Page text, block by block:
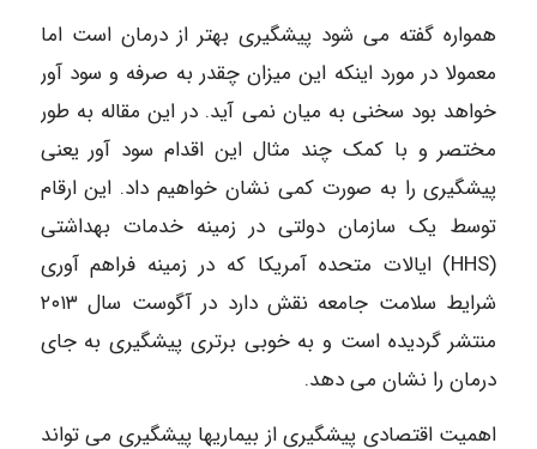
همواره گفته می شود پیشگیری بهتر از درمان است اما
معمولا در مورد اینکه این میزان چقدر به صرفه و سود آور
خواهد بود سخنی به میان نمی آید. در این مقاله به طور
مختصر و با کمک چند مثال این اقدام سود آور یعنی
پیشگیری را به صورت کمی نشان خواهیم داد. این ارقام
توسط یک سازمان دولتی در زمینه خدمات بهداشتی
(HHS) ایالات متحده آمریکا که در زمینه فراهم آوری
شرایط سلامت جامعه نقش دارد در آگوست سال ۲۰۱۳
منتشر گردیده است و به خوبی برتری پیشگیری به جای
درمان را نشان می دهد.
اهمیت اقتصادی پیشگیری از بیماریها پیشگیری می تواند